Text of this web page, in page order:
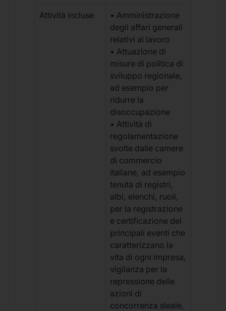
Attività incluse
• Amministrazione
degli affari generali
relativi al lavoro
• Attuazione di
misure di politica di
sviluppo regionale,
ad esempio per
ridurre la
disoccupazione
• Attività di
regolamentazione
svolte dalle camere
di commercio
italiane, ad esempio
tenuta di registri,
albi, elenchi, ruoli,
per la registrazione
e certificazione dei
principali eventi che
caratterizzano la
vita di ogni impresa,
vigilanza per la
repressione delle
azioni di
concorrenza sleale,